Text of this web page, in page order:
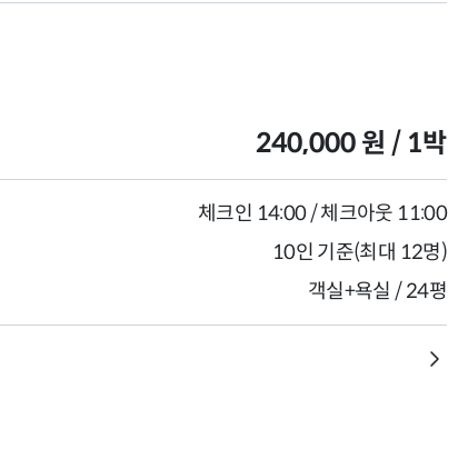
240,000 원 / 1박
체크인 14:00 / 체크아웃 11:00
10인 기준(최대 12명)
객실+욕실 / 24평